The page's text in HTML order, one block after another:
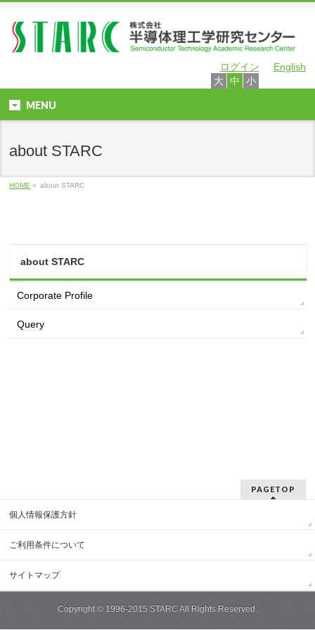
English
ログイン
小
中
大
MENU
about STARC
HOME » about STARC
about STARC
Corporate Profile
Query
PAGETOP
個人情報保護方針
ご利用条件について
サイトマップ
Copyright © 1996-2015 STARC All Rights Reserved.